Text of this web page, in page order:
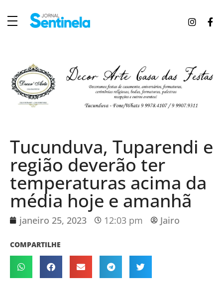
Tucunduva, Tuparendi e
região deverão ter
temperaturas acima da
média hoje e amanhã
janeiro 25, 2023 12:03 pm Jairo
COMPARTILHE